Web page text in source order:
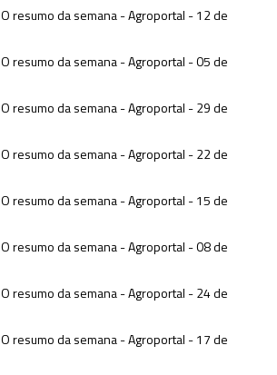
O resumo da semana - Agroportal - 12 de
O resumo da semana - Agroportal - 05 de
O resumo da semana - Agroportal - 29 de
O resumo da semana - Agroportal - 22 de
O resumo da semana - Agroportal - 15 de
O resumo da semana - Agroportal - 08 de
O resumo da semana - Agroportal - 24 de
O resumo da semana - Agroportal - 17 de